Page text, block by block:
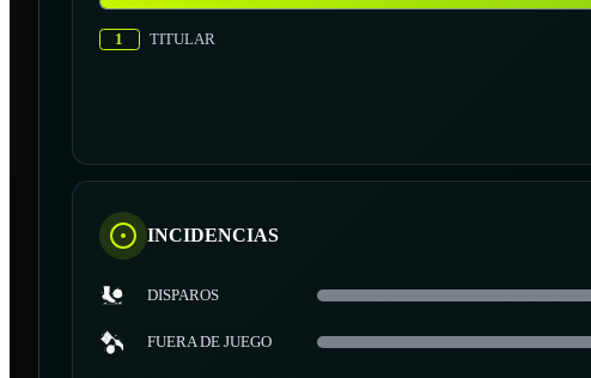
1 TITULAR
INCIDENCIAS
DISPAROS
FUERA DE JUEGO